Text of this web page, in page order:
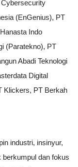
(EnGenius), PT
Indo
(Paratekno), PT
Abadi Teknologi
Digital
Klickers, PT Berkah
industri, insinyur,
berkumpul dan fokus